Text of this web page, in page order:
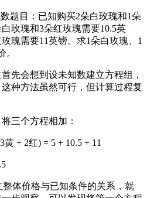
题目：已知购买2朵白玫瑰和1朵
玫瑰和3朵红玫瑰需要10.5英
瑰需要11英镑。求1朵白玫瑰、1
。
先会想到设未知数建立方程组，
种方法虽然可行，但计算过程复
三个方程相加：
+ 2红) = 5 + 10.5 + 11
体价格与已知条件的关系，就